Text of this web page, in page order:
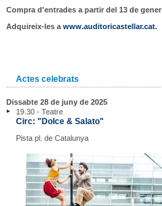
Compra d'entrades a partir del 13 de gener.
Adquireix-les a www.auditoricastellar.cat.
Actes celebrats
Dissabte 28 de juny de 2025
19.30 - Teatre
Circ: "Dolce & Salato"
Pista pl. de Catalunya